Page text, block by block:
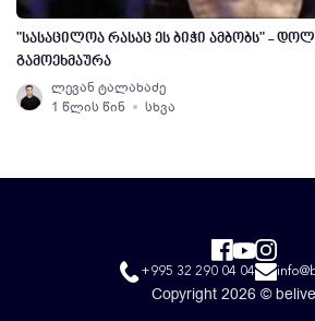
"სასაცილოა რასაც ეს ბიჭი ამბობს" -
გამოეხმაურა
ლევან ტალახაძე
1 წლის წინ
სხვა
+995 32 290 04 04
Copyright 2026 ©